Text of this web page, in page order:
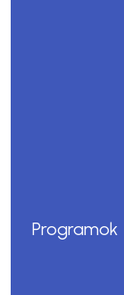
Programok